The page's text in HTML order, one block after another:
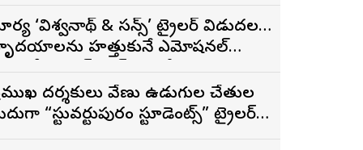
‘విశ్వనాథ్ & సన్స్’ ట్రైలర్ విడుదల…
హత్తుకునే ఎమోషనల్
దర్శకులు వేణు ఉడుగుల చేతుల
“స్టువర్టుపురం స్టూడెంట్స్” ట్రైలర్